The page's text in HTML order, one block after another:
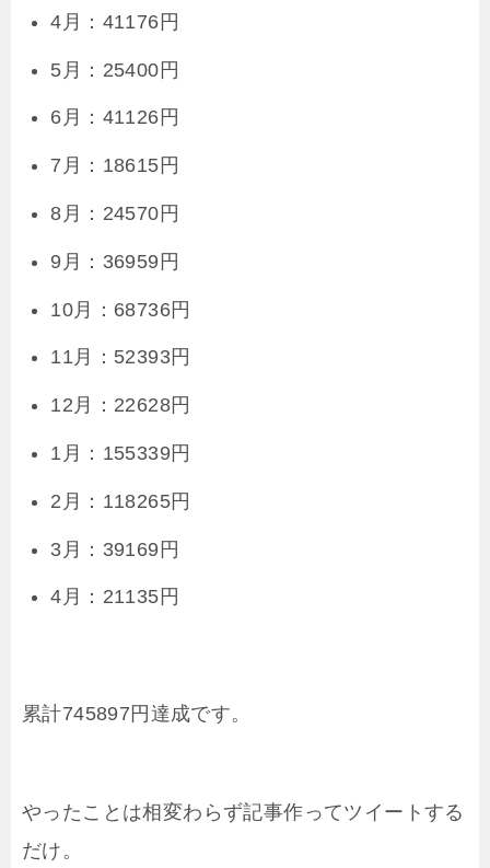
4月：41176円
5月：25400円
6月：41126円
7月：18615円
8月：24570円
9月：36959円
10月：68736円
11月：52393円
12月：22628円
1月：155339円
2月：118265円
3月：39169円
4月：21135円
累計745897円達成です。
やったことは相変わらず記事作ってツイートする
だけ。